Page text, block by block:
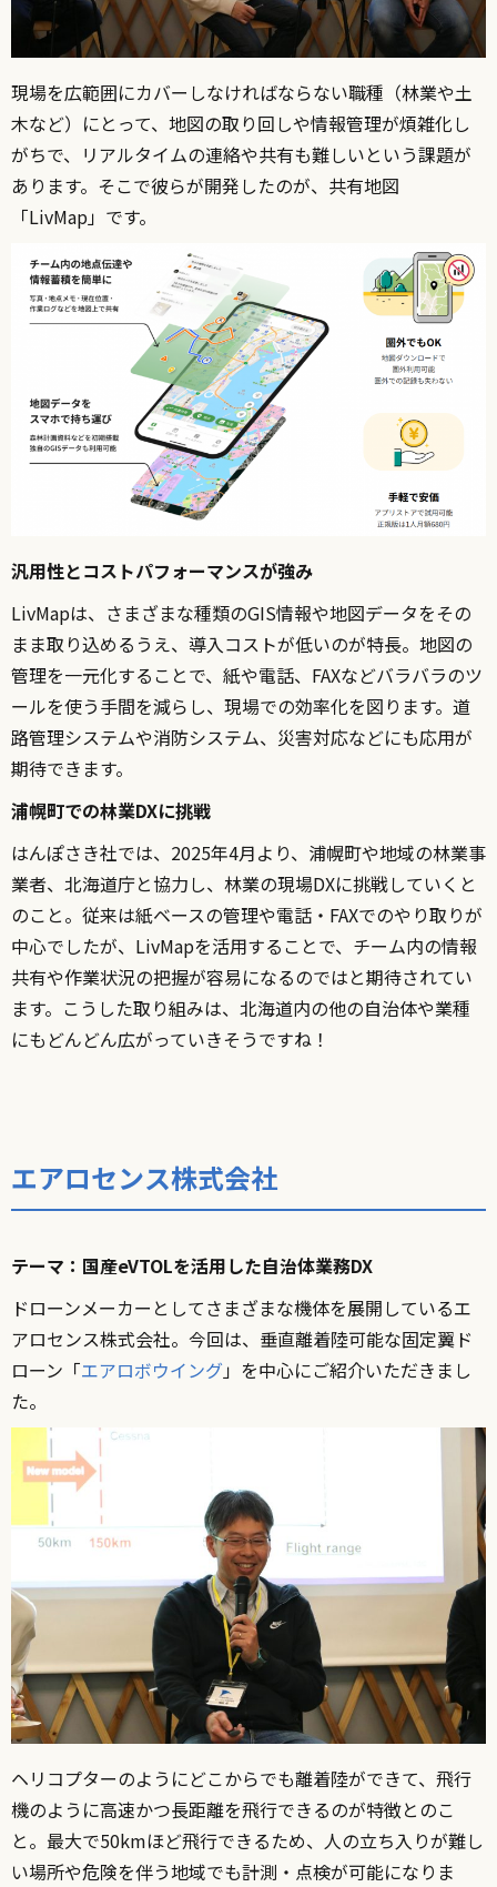
現場を広範囲にカバーしなければならない職種（林業や土
木など）にとって、地図の取り回しや情報管理が煩雑化し
がちで、リアルタイムの連絡や共有も難しいという課題が
あります。そこで彼らが開発したのが、共有地図
「LivMap」です。
汎用性とコストパフォーマンスが強み
LivMapは、さまざまな種類のGIS情報や地図データをその
まま取り込めるうえ、導入コストが低いのが特長。地図の
管理を一元化することで、紙や電話、FAXなどバラバラのツ
ールを使う手間を減らし、現場での効率化を図ります。道
路管理システムや消防システム、災害対応などにも応用が
期待できます。
浦幌町での林業DXに挑戦
はんぽさき社では、2025年4月より、浦幌町や地域の林業事
業者、北海道庁と協力し、林業の現場DXに挑戦していくと
のこと。従来は紙ベースの管理や電話・FAXでのやり取りが
中心でしたが、LivMapを活用することで、チーム内の情報
共有や作業状況の把握が容易になるのではと期待されてい
ます。こうした取り組みは、北海道内の他の自治体や業種
にもどんどん広がっていきそうですね！
エアロセンス株式会社
テーマ：国産eVTOLを活用した自治体業務DX
ドローンメーカーとしてさまざまな機体を展開しているエ
アロセンス株式会社。今回は、垂直離着陸可能な固定翼ド
ローン「エアロボウイング」を中心にご紹介いただきまし
た。
ヘリコプターのようにどこからでも離着陸ができて、飛行
機のように高速かつ長距離を飛行できるのが特徴とのこ
と。最大で50kmほど飛行できるため、人の立ち入りが難し
い場所や危険を伴う地域でも計測・点検が可能になりま